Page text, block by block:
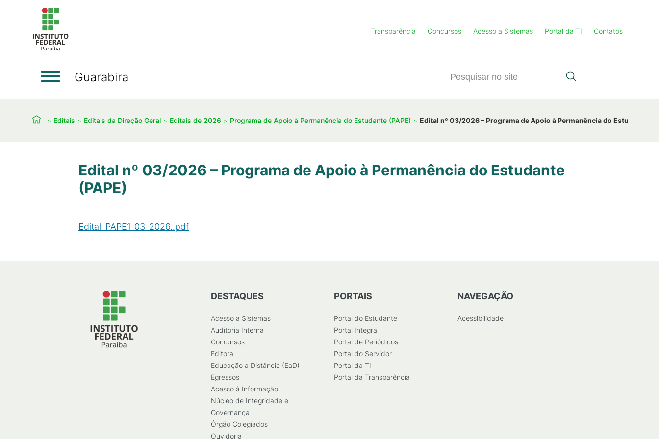
Transparência Concursos Acesso a Sistemas Portal da TI Contatos
Guarabira
Editais Editais da Direção Geral Editais de 2026 Programa de Apoio à Permanência do Estudante (PAPE) Edital nº 03/2026 – Programa de Apoio à Permanência do Estudante
Edital nº 03/2026 – Programa de Apoio à Permanência do Estudante
(PAPE)
Edital_PAPE1_03_2026..pdf
DESTAQUES
Acesso a Sistemas
Auditoria Interna
Concursos
Editora
Educação a Distância (EaD)
Egressos
Acesso à Informação
Núcleo de Integridade e
Governança
Órgão Colegiados
Ouvidoria
PORTAIS
Portal do Estudante
Portal Integra
Portal de Periódicos
Portal do Servidor
Portal da TI
Portal da Transparência
NAVEGAÇÃO
Acessibilidade